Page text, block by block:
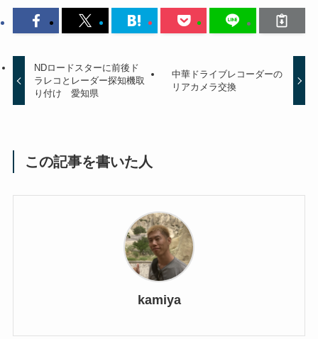
NDロードスターに前後ド
ラレコとレーダー探知機取
り付け 愛知県
中華ドライブレコーダーの
リアカメラ交換
この記事を書いた人
kamiya